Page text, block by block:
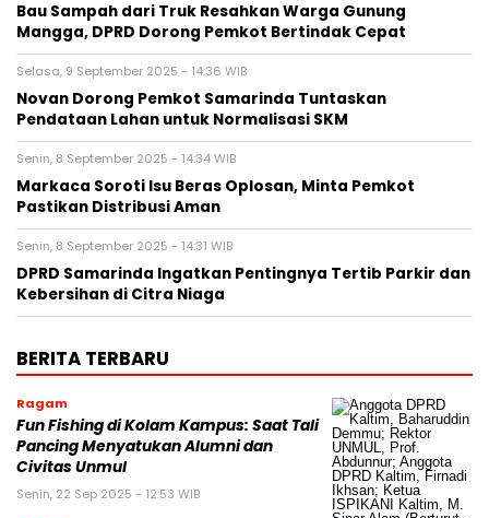
Bau Sampah dari Truk Resahkan Warga Gunung
Mangga, DPRD Dorong Pemkot Bertindak Cepat
Selasa, 9 September 2025 - 14:36 WIB
Novan Dorong Pemkot Samarinda Tuntaskan
Pendataan Lahan untuk Normalisasi SKM
Senin, 8 September 2025 - 14:34 WIB
Markaca Soroti Isu Beras Oplosan, Minta Pemkot
Pastikan Distribusi Aman
Senin, 8 September 2025 - 14:31 WIB
DPRD Samarinda Ingatkan Pentingnya Tertib Parkir dan
Kebersihan di Citra Niaga
BERITA TERBARU
Ragam
Fun Fishing di Kolam Kampus: Saat Tali
Pancing Menyatukan Alumni dan
Civitas Unmul
Senin, 22 Sep 2025 - 12:53 WIB